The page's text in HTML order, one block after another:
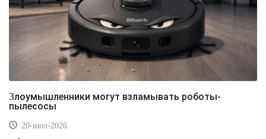
Злоумышленники могут взламывать роботы-
пылесосы
20-июл-2026